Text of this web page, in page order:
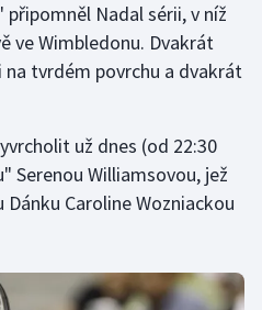
Nadal sérii, v níž
ve Wimbledonu. Dvakrát
tvrdém povrchu a dvakrát
už dnes (od 22:30
Serenou Williamsovou, jež
Caroline Wozniackou